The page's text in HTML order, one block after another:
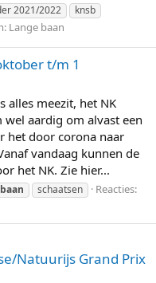
2021/2022
knsb
Lange baan
t/m 1
alles meezit, het NK
aardig om alvast een
het door corona naar
vandaag kunnen de
het NK. Zie hier...
schaatsen
Reacties:
Natuurijs Grand Prix